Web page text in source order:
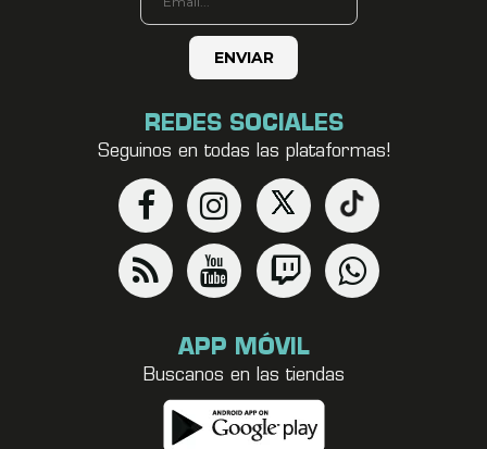
REDES SOCIALES
Seguinos en todas las plataformas!
APP MÓVIL
Buscanos en las tiendas